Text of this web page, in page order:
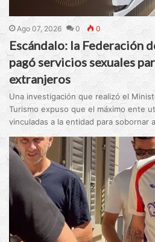
Ago 07, 2026 0 0
Escándalo: la Federación
pagó servicios sexuales
extranjeros
Una investigación que realizó el
Turismo expuso que el máximo ente
vinculadas a la entidad para sobornar